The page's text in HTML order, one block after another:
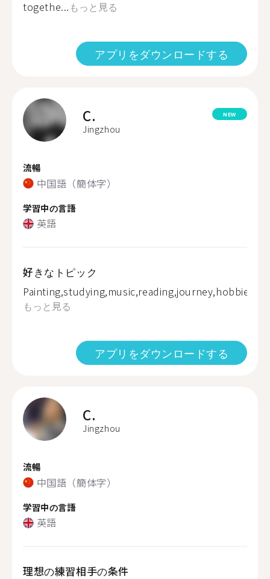
togethe... もっと見る
アプリをダウンロードする
C.
Jingzhou
NEW
流暢
中国語（簡体字）
学習中の言語
英語
好きなトピック
もっと見る
アプリをダウンロードする
C.
Jingzhou
流暢
中国語（簡体字）
学習中の言語
英語
理想の練習相手の条件